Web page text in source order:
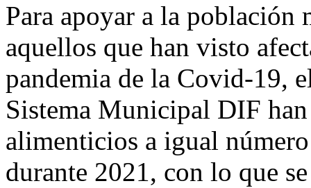
Para apoyar a la población
aquellos que han visto
pandemia de la Covid-19,
Sistema Municipal DIF
alimenticios a igual
durante 2021, con lo que